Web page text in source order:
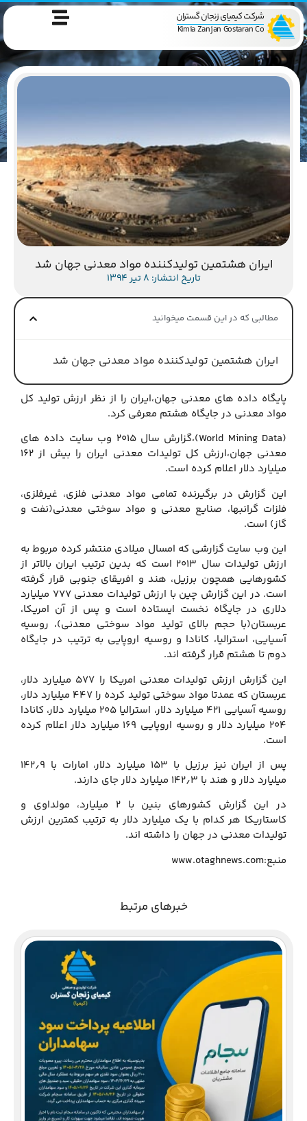
شرکت کیمیای زنجان گستران
Kimia Zanjan Gostaran Co
ایران هشتمین تولیدکننده مواد معدنی جهان شد
تاریخ انتشار: 8 تیر 1394
مطالبی که در این قسمت میخوانید
ایران هشتمین تولیدکننده مواد معدنی جهان شد
پایگاه داده های معدنی جهان،ایران را از نظر ارزش تولید کل
مواد معدنی در جایگاه هشتم معرفی کرد.
(World Mining Data)،‌گزارش سال ۲۰۱۵ وب سایت داده های
معدنی جهان،ارزش کل تولیدات معدنی ایران را بیش از ۱۶۲
میلیارد دلار اعلام کرده است.
این گزارش در برگیرنده تمامی مواد معدنی فلزی،‌ غیرفلزی،‌
فلزات گرانبها،‌ صنایع معدنی و مواد سوختی معدنی(نفت و
گاز) است.
این وب سایت گزارشی که امسال میلادی منتشر کرده مربوط به
ارزش تولیدات سال ۲۰۱۳ است که بدین ترتیب ایران بالاتر از
کشورهایی همچون برزیل، ‌هند و ‌افریقای جنوبی قرار گرفته
است. در این گزارش چین با ارزش تولیدات معدنی ۷۷۷ میلیارد
دلاری در جایگاه نخست ایستاده است و پس از آن امریکا،‌
عربستان(با حجم بالای تولید مواد سوختی معدنی)، روسیه
آسیایی،‌ استرالیا،‌ کانادا و روسیه اروپایی به ترتیب در جایگاه
دوم تا هشتم قرار گرفته اند.‌
این گزارش ارزش تولیدات معدنی امریکا را ۵۷۷ میلیارد دلار،‌
عربستان که عمدتا مواد سوختی تولید کرده را ۴۴۷ میلیارد دلار،‌
روسیه آسیایی ۴۲۱ میلیارد دلار،‌ استرالیا ۲۰۵ میلیارد دلار،‌ کانادا
۲۰۴ میلیارد دلار و روسیه اروپایی ۱۶۹ میلیارد دلار اعلام کرده
است.
پس از ایران نیز برزیل با ۱۵۳ میلیارد دلار،‌ امارات با ۱۴۲٫۹
میلیارد دلار و هند با ۱۴۲٫۳ میلیارد دلار جای دارند.
در این گزارش کشورهای بنین با ۲ میلیارد،‌ مولداوی و
کاستاریکا هر کدام با یک میلیارد دلار به ترتیب کمترین ارزش
تولیدات معدنی در جهان را داشته اند.
منبع:www.otaghnews.com
خبرهای مرتبط